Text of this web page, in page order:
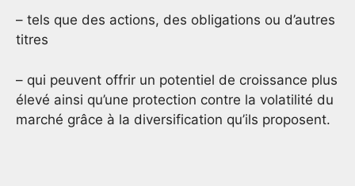
– tels que des actions, des obligations ou d’autres
titres
– qui peuvent offrir un potentiel de croissance plus
élevé ainsi qu’une protection contre la volatilité du
marché grâce à la diversification qu’ils proposent.